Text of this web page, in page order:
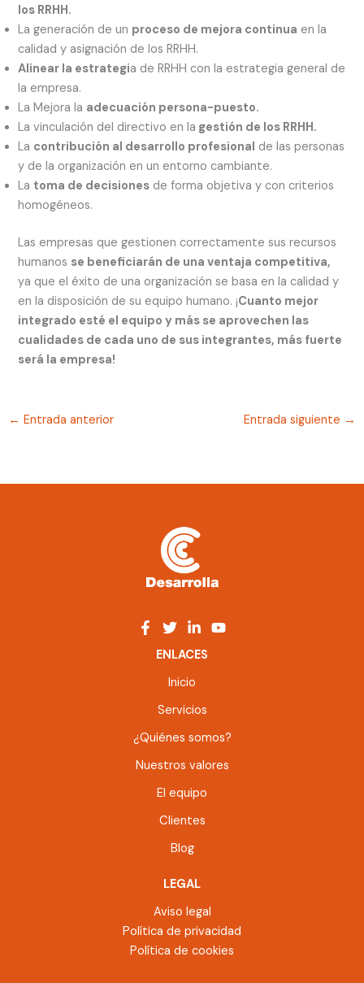
los RRHH.
La generación de un proceso de mejora continua en la
calidad y asignación de los RRHH.
Alinear la estrategia de RRHH con la estrategia general de
la empresa.
La Mejora la adecuación persona-puesto.
La vinculación del directivo en la gestión de los RRHH.
La contribución al desarrollo profesional de las personas
y de la organización en un entorno cambiante.
La toma de decisiones de forma objetiva y con criterios
homogéneos.
Las empresas que gestionen correctamente sus recursos
humanos se beneficiarán de una ventaja competitiva,
ya que el éxito de una organización se basa en la calidad y
en la disposición de su equipo humano. ¡Cuanto mejor
integrado esté el equipo y más se aprovechen las
cualidades de cada uno de sus integrantes, más fuerte
será la empresa!
← Entrada anterior Entrada siguiente →
ENLACES
Inicio
Servicios
¿Quiénes somos?
Nuestros valores
El equipo
Clientes
Blog
LEGAL
Aviso legal
Política de privacidad
Política de cookies